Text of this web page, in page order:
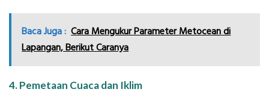
Baca Juga : Cara Mengukur Parameter Metocean di
Lapangan, Berikut Caranya
4. Pemetaan Cuaca dan Iklim